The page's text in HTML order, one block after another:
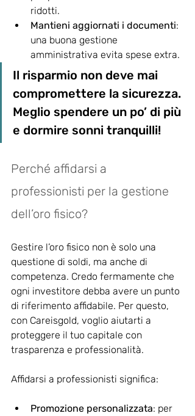
ridotti.
Mantieni aggiornati i documenti:
una buona gestione
amministrativa evita spese extra.
Il risparmio non deve mai
compromettere la sicurezza.
Meglio spendere un po’ di più
e dormire sonni tranquilli!
Perché affidarsi a
professionisti per la gestione
dell’oro fisico?
Gestire l’oro fisico non è solo una
questione di soldi, ma anche di
competenza. Credo fermamente che
ogni investitore debba avere un punto
di riferimento affidabile. Per questo,
con Careisgold, voglio aiutarti a
proteggere il tuo capitale con
trasparenza e professionalità.
Affidarsi a professionisti significa:
Promozione personalizzata: per